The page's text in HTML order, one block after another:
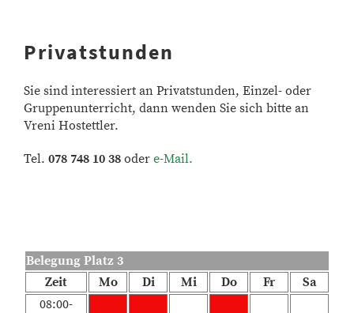
Privatstunden
Sie sind interessiert an Privatstunden, Einzel- oder
Gruppenunterricht, dann wenden Sie sich bitte an
Vreni Hostettler.
Tel. 078 748 10 38 oder e-Mail.
Belegung Platz 3
Zeit
Mo Di Mi Do Fr
Sa
08:00-